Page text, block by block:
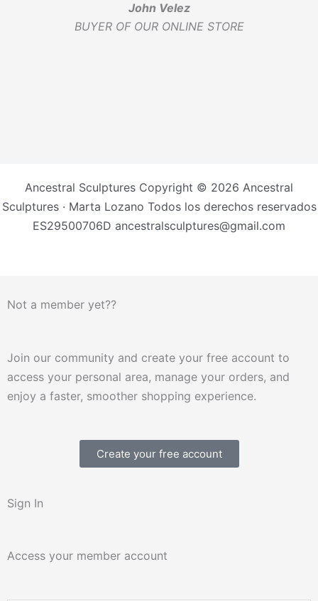
John Velez
BUYER OF OUR ONLINE STORE
Ancestral Sculptures Copyright © 2026 Ancestral
Sculptures · Marta Lozano Todos los derechos reservados
ES29500706D ancestralsculptures@gmail.com
Not a member yet??
Join our community and create your free account to
access your personal area, manage your orders, and
enjoy a faster, smoother shopping experience.
Create your free account
Sign In
Access your member account